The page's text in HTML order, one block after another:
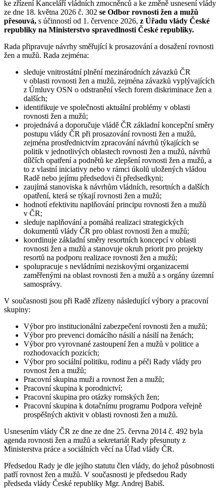
ke zřízení Kanceláří vládních zmocněnců a ke změně usnesení vlády
ze dne 18. května 2026 č. 302 se Odbor rovnosti žen a mužů
přesouvá, s účinností od 1. července 2026, z Úřadu vlády České
republiky na Ministerstvo spravedlnosti České republiky.
Rada připravuje návrhy směřující k prosazování a dosažení rovnosti
žen a mužů. Rada zejména:
sleduje vnitrostátní plnění mezinárodních závazků ČR
v oblasti rovnosti žen a mužů, zejména závazků vyplývajících
z Úmluvy OSN o odstranění všech forem diskriminace žen a
dalších;
identifikuje ve společnosti aktuální problémy v oblasti
rovnosti žen a mužů;
projednává a doporučuje vládě ČR základní koncepční směry
postupu vlády ČR při prosazování rovnosti žen a mužů,
zejména prostřednictvím zpracování návrhů týkajících se
politik v jednotlivých oblastech rovnosti žen a mužů, návrhů
dílčích opatření a podnětů ke zlepšení rovnosti žen a mužů, a
to z vlastní iniciativy nebo v rámci úkolů uložených vládou
Radě nebo jejímu předsedovi či předsedkyni;
zaujímá stanoviska k návrhům vládních, resortních a dalších
opatření, která se týkají rovnosti žen a mužů;
hodnotí efektivitu naplňování principu rovnosti žen a mužů
v ČR;
sleduje naplňování a pomáhá realizaci strategických
dokumentů vlády ČR pro oblast rovnosti žen a mužů;
koordinuje základní směry resortních koncepcí v oblasti
rovnosti žen a mužů a stanovuje okruh priorit pro projekty
resortů na podporu realizace rovnosti žen a mužů;
spolupracuje s nevládními neziskovými organizacemi
zaměřenými na oblast rovnosti žen a mužů a s orgány územní
samosprávy.
V současnosti jsou při Radě zřízeny následující výbory a pracovní
skupiny:
Výbor pro institucionální zabezpečení rovnosti žen a mužů;
Výbor pro prevenci domácího násilí a násilí na ženách;
Výbor pro vyrovnané zastoupení žen a mužů v politice a
rozhodovacích pozicích;
Výbor pro sociální politiku, rodinu a péči Rady vlády pro
rovnost žen a mužů;
Pracovní skupina muži a rovnost žen a mužů;
Pracovní skupina k porodnictví;
Pracovní skupina pro otázky romských žen;
Pracovní skupina k dotačnímu programu Podpora veřejně
prospěšných aktivit v oblasti rovnosti žen a mužů.
Usnesením vlády ČR ze dne ze dne 25. června 2014 č. 492 byla
agenda rovnosti žen a mužů a sekretariát Rady přesunuty z
Ministerstva práce a sociálních věcí na Úřad vlády ČR.
Předsedou Rady je dle jejího statutu člen vlády, do jehož působnosti
patří rovnost žen a mužů. V současnosti je předsedou Rady
předseda vlády České republiky Mgr. Andrej Babiš.